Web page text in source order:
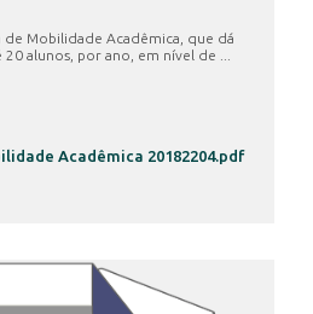
Mobilidade Acadêmica, que dá
alunos, por ano, em nível de ...
Acadêmica 20182204.pdf